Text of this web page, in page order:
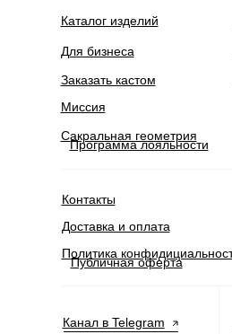
Каталог изделий
Для бизнеса
Сакральная геометрия
Программа лояльности
Политика
Публичная оферта
Доставка и оплата
Миссия
Заказать кастом
Контакты
Канал в Telegram